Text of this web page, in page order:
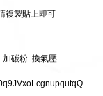
製貼上即可
加碳粉 換氣壓